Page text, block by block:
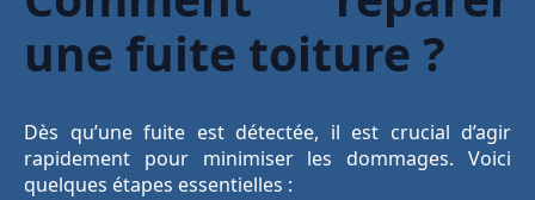
une fuite toiture ?
Dès qu’une fuite est détectée, il est crucial d’agir
rapidement pour minimiser les dommages. Voici
quelques étapes essentielles :